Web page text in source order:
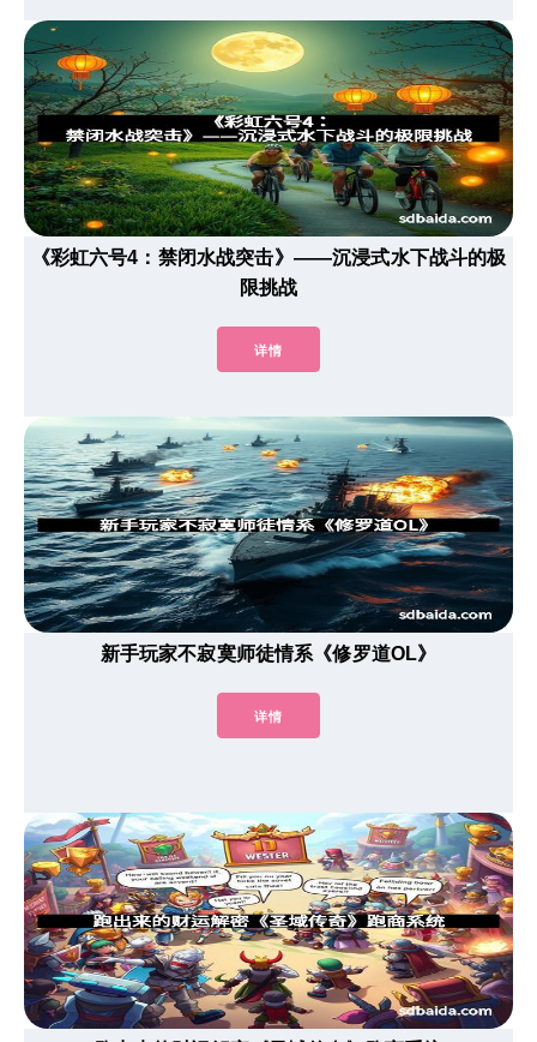
《彩虹六号4：禁闭水战突击》——沉浸式水下战斗的极
限挑战
详情
新手玩家不寂寞师徒情系《修罗道OL》
详情